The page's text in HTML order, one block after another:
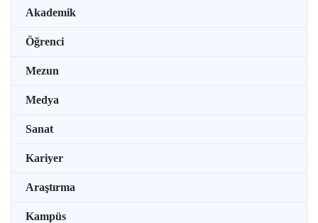
Akademik
Öğrenci
Mezun
Medya
Sanat
Kariyer
Araştırma
Kampüs